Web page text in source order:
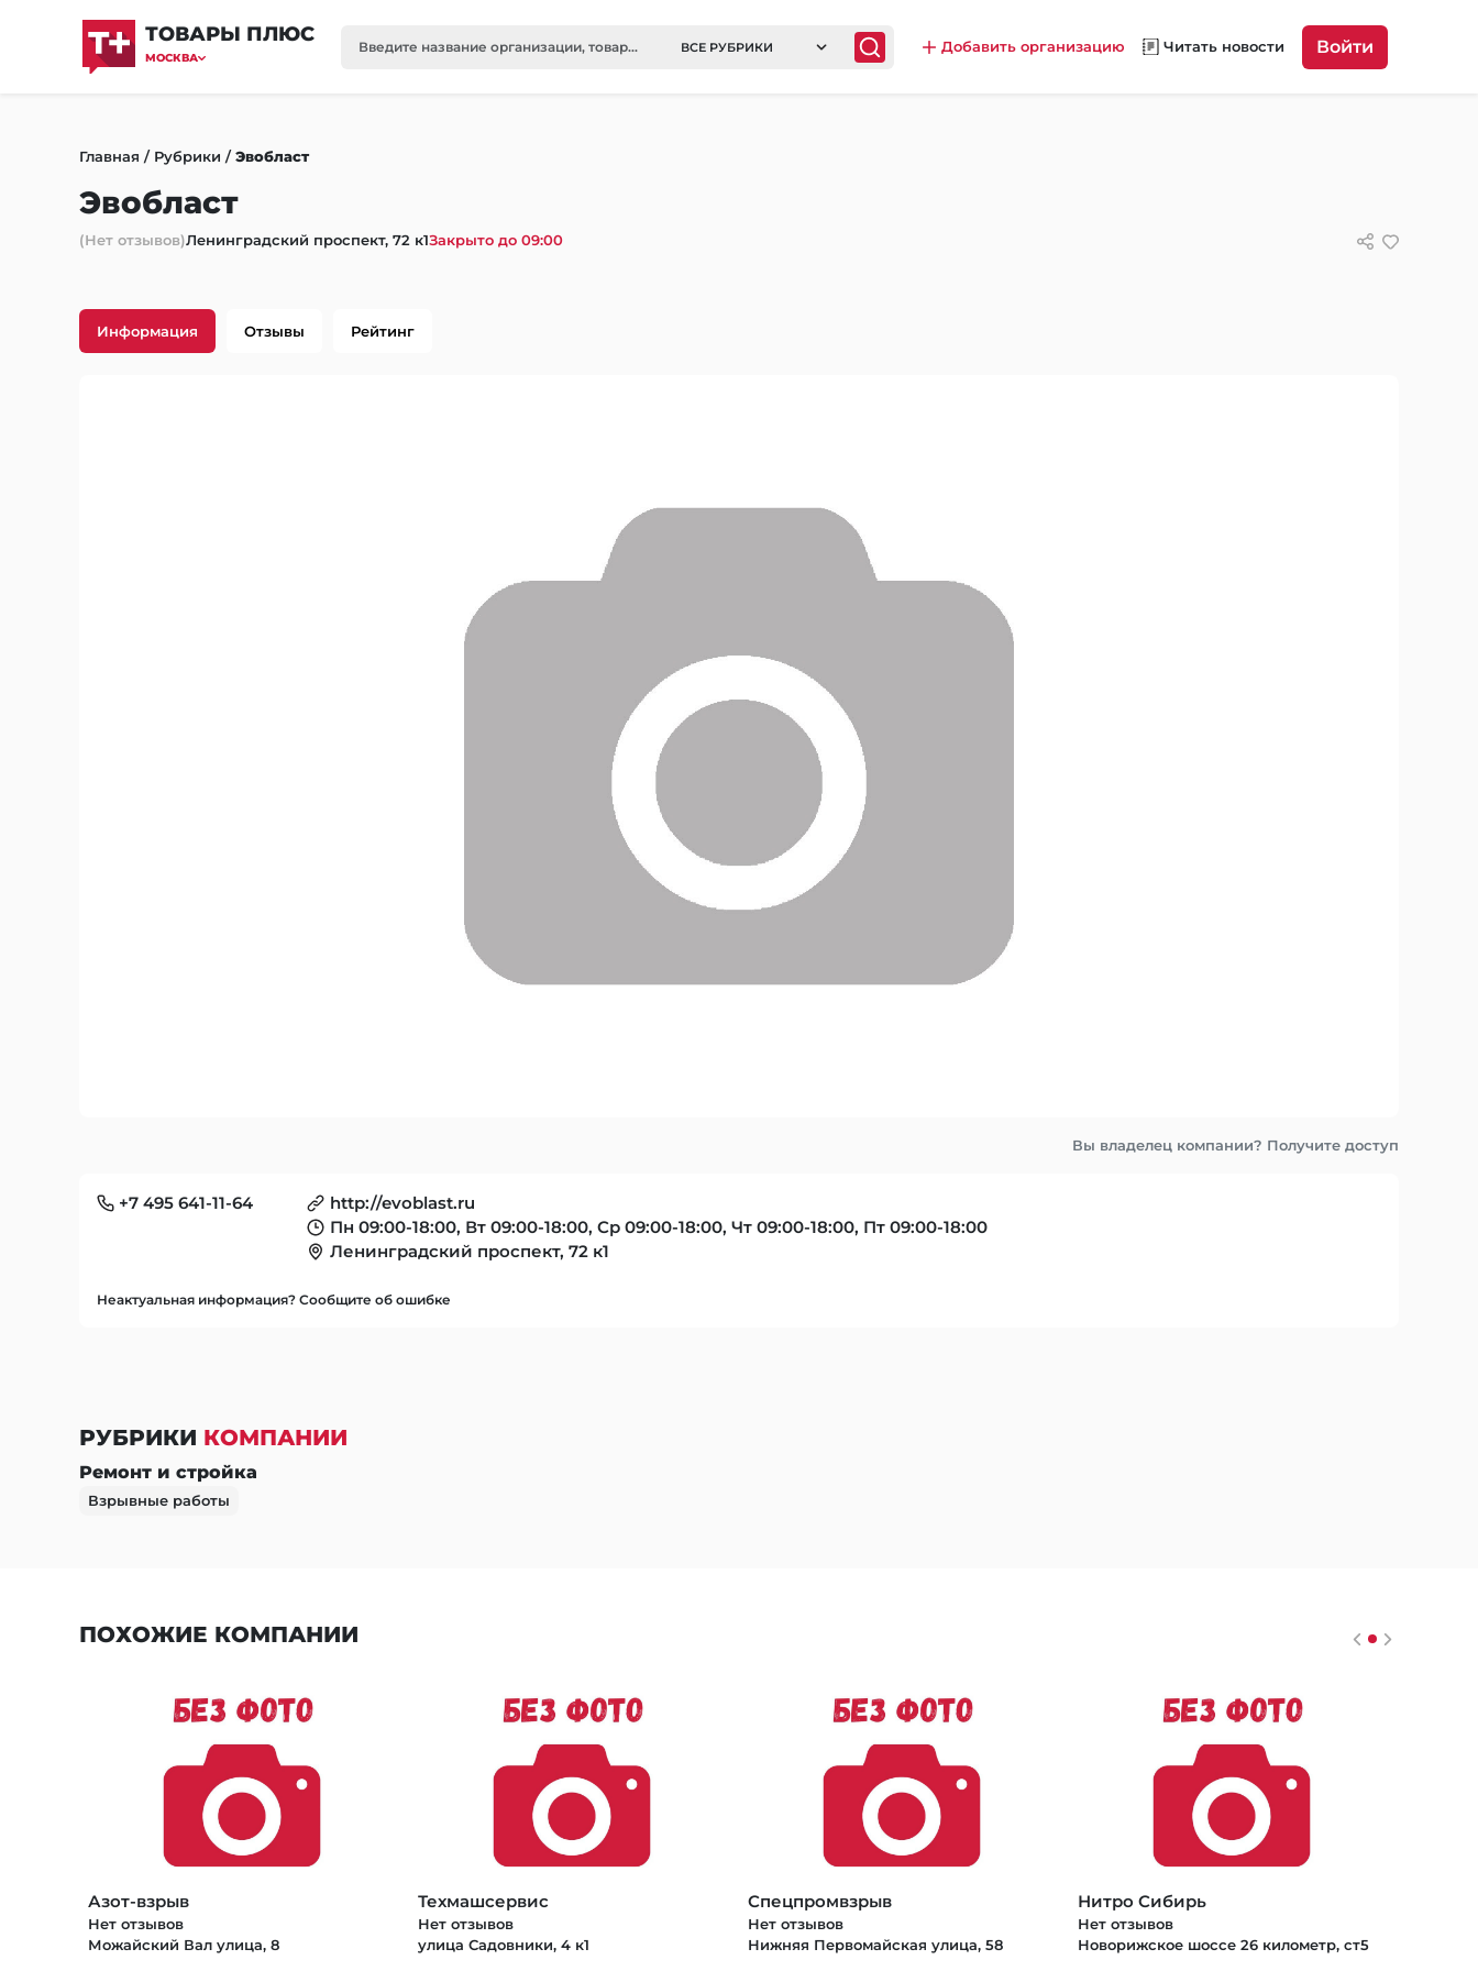
ТОВАРЫ ПЛЮС
МОСКВА
ВСЕ РУБРИКИ Добавить организацию Читать новости Войти
Главная / Рубрики /Эвобласт
Эвобласт
(Нет отзывов)Ленинградский проспект, 72 к1Закрыто до 09:00
Информация Отзывы Рейтинг
Вы владелец компании? Получите доступ
+7 495 641-11-64
http://evoblast.ru
Пн 09:00-18:00, Вт 09:00-18:00, Ср 09:00-18:00, Чт 09:00-18:00, Пт 09:00-18:00
Ленинградский проспект, 72 к1
Неактуальная информация? Сообщите об ошибке
РУБРИКИ КОМПАНИИ
Ремонт и стройка
Взрывные работы
ПОХОЖИЕ КОМПАНИИ
Азот-взрыв
Нет отзывов
Можайский Вал улица, 8
Техмашсервис
Нет отзывов
улица Садовники, 4 к1
Спецпромвзрыв
Нет отзывов
Нижняя Первомайская улица, 58
Нитро Сибирь
Нет отзывов
Новорижское шоссе 26 километр, ст5